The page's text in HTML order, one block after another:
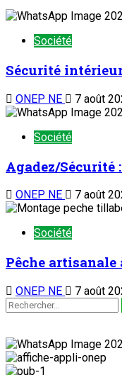
Société
Sécurité
ONEP NE 7 août
Société
Agadez/Sécurité
ONEP NE 7 août
Société
Pêche
ONEP NE
7 août
Rechercher :